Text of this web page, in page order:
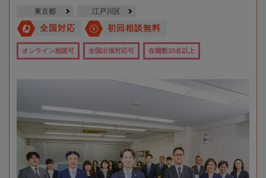
東京都 江戸川区
全国対応 初回相談無料
オンライン相談可 全国出張対応可 在籍数10名以上